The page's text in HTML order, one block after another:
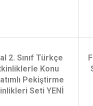
2. Sınıf Türkçe
Konu
Pekiştirme
Seti YENİ